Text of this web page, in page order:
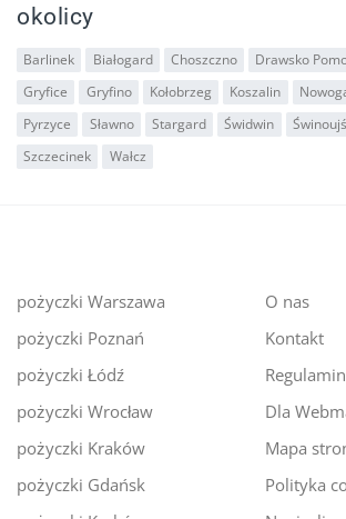
okolicy
Barlinek Białogard Choszczno Drawsko
Gryfice
Gryfino Kołobrzeg Koszalin
Pyrzyce
Sławno Stargard Świdwin
Szczecinek
Wałcz
pożyczki Warszawa
pożyczki Poznań
pożyczki Łódź
pożyczki Wrocław
pożyczki Kraków
pożyczki Gdańsk
O nas
Kontakt
Regulamin
Dla
Mapa
Polityka